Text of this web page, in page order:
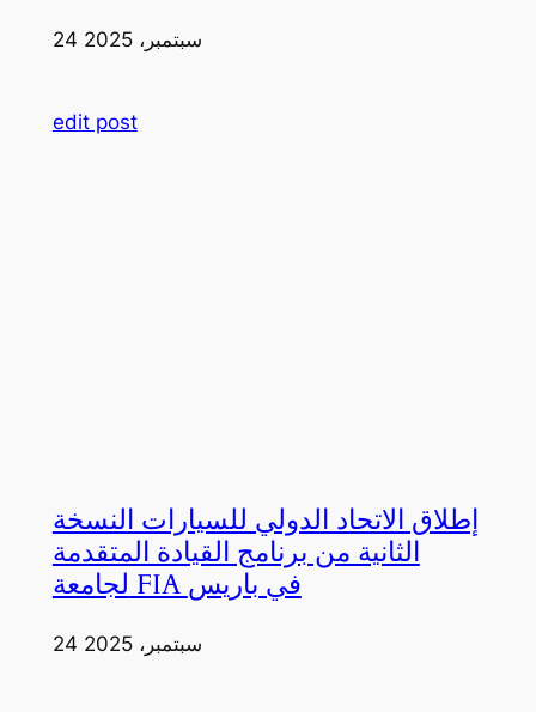
24 سبتمبر، 2025
edit post
إطلاق الاتحاد الدولي للسيارات النسخة
الثانية من برنامج القيادة المتقدمة
لجامعة FIA في باريس
24 سبتمبر، 2025